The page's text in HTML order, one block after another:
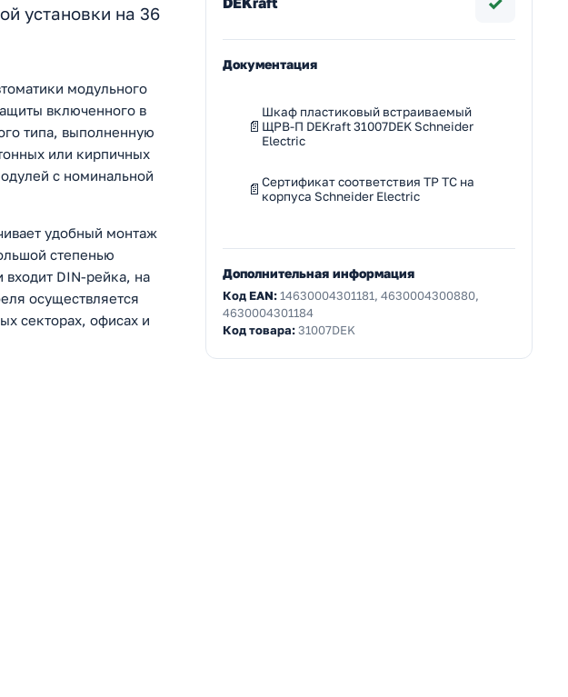
установки на 36
модульного
включенного в
типа, выполненную
или кирпичных
с номинальной
удобный монтаж
степенью
входит DIN-рейка, на
осуществляется
секторах, офисах и
Документация
Шкаф пластиковый встраиваемый
ЩРВ-П DEKraft 31007DEK Schneider
Electric
Сертификат соответствия ТР ТС на
корпуса Schneider Electric
Дополнительная информация
Код EAN:14630004301181, 4630004300880,
4630004301184
Код товара:31007DEK